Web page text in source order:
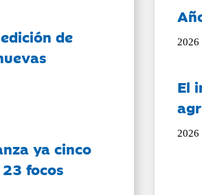
de
ya cinco
focos
2026
El
2026